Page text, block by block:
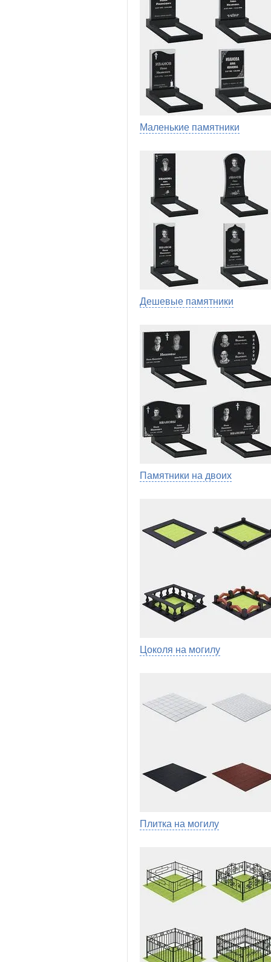
Маленькие памятники
Дешевые памятники
Памятники на двоих
Цоколя на могилу
Плитка на могилу